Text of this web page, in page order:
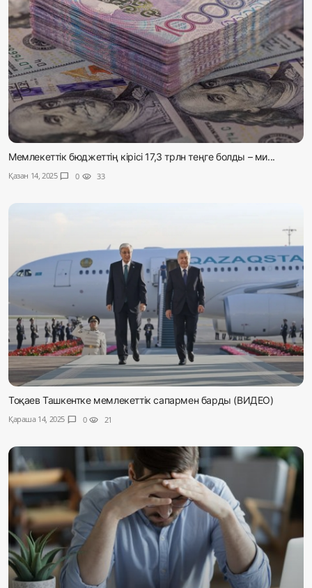
Мемлекеттік бюджеттің кірісі 17,3 трлн теңге болды – ми...
Қазан 14, 2025 chat_bubble 0 visibility 33
Тоқаев Ташкентке мемлекеттік сапармен барды (ВИДЕО)
Қараша 14, 2025 chat_bubble 0 visibility 21